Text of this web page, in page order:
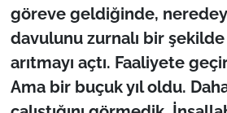
göreve geldiğinde,
davulunu zurnalı bir
arıtmayı açtı. Faaliyete
Ama bir buçuk yıl oldu.